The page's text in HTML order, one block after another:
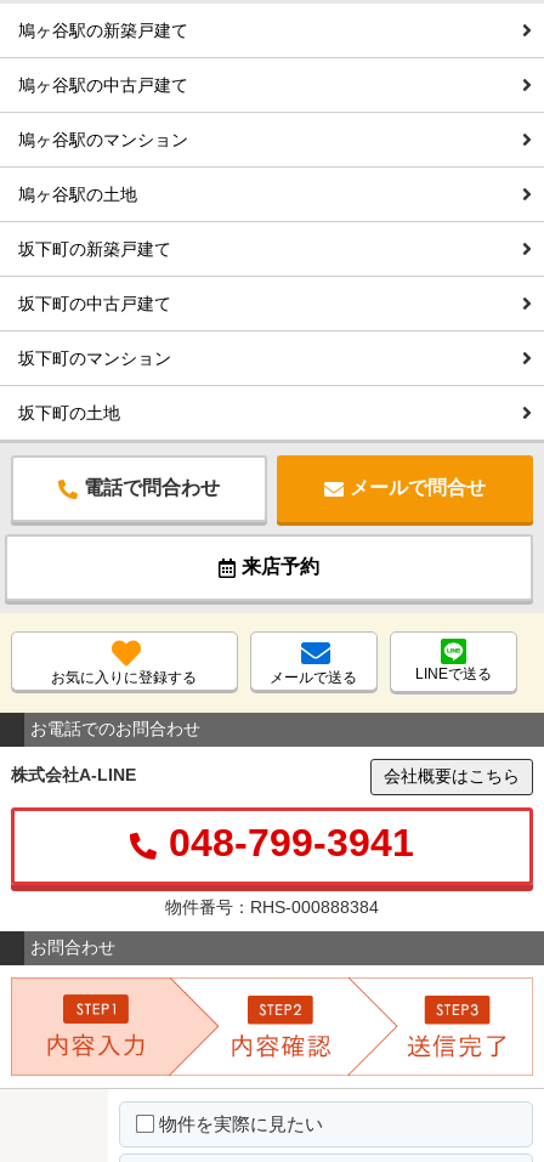
鳩ヶ谷駅の新築戸建て
鳩ヶ谷駅の中古戸建て
鳩ヶ谷駅のマンション
鳩ヶ谷駅の土地
坂下町の新築戸建て
坂下町の中古戸建て
坂下町のマンション
坂下町の土地
電話で問合わせ メールで問合せ
来店予約
お気に入りに登録する メールで送る LINEで送る
お電話でのお問合わせ
株式会社A-LINE 会社概要はこちら
048-799-3941
物件番号：RHS-000888384
お問合わせ
物件を実際に見たい